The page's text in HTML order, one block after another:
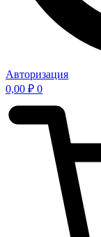
Авторизация
0,00 ₽ 0